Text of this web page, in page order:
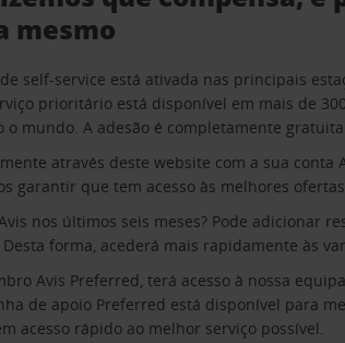
mesmo
self-service está ativada nas principais
prioritário está disponível em mais de
o mundo. A adesão é completamente gratuita.
através deste website com a sua conta
garantir que tem acesso às melhores
nos últimos seis meses? Pode adicionar
forma, acederá mais rapidamente às
Avis Preferred, terá acesso à nossa
de apoio Preferred está disponível para
acesso rápido ao melhor serviço possível.